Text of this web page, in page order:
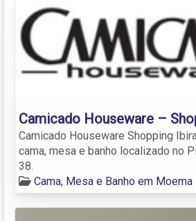
Camicado Houseware –
Camicado Houseware Shopping
cama, mesa e banho localizado no
38.
Cama, Mesa e Banho em Moema